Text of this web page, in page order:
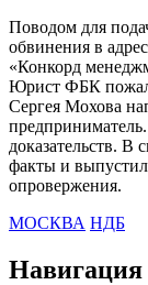
Поводом для
обвинения в
«Конкорд
Юрист ФБК
Сергея Мохова
доказательств. В
факты и выпустил
опровержения.
МОСКВА НДБ
Навигация